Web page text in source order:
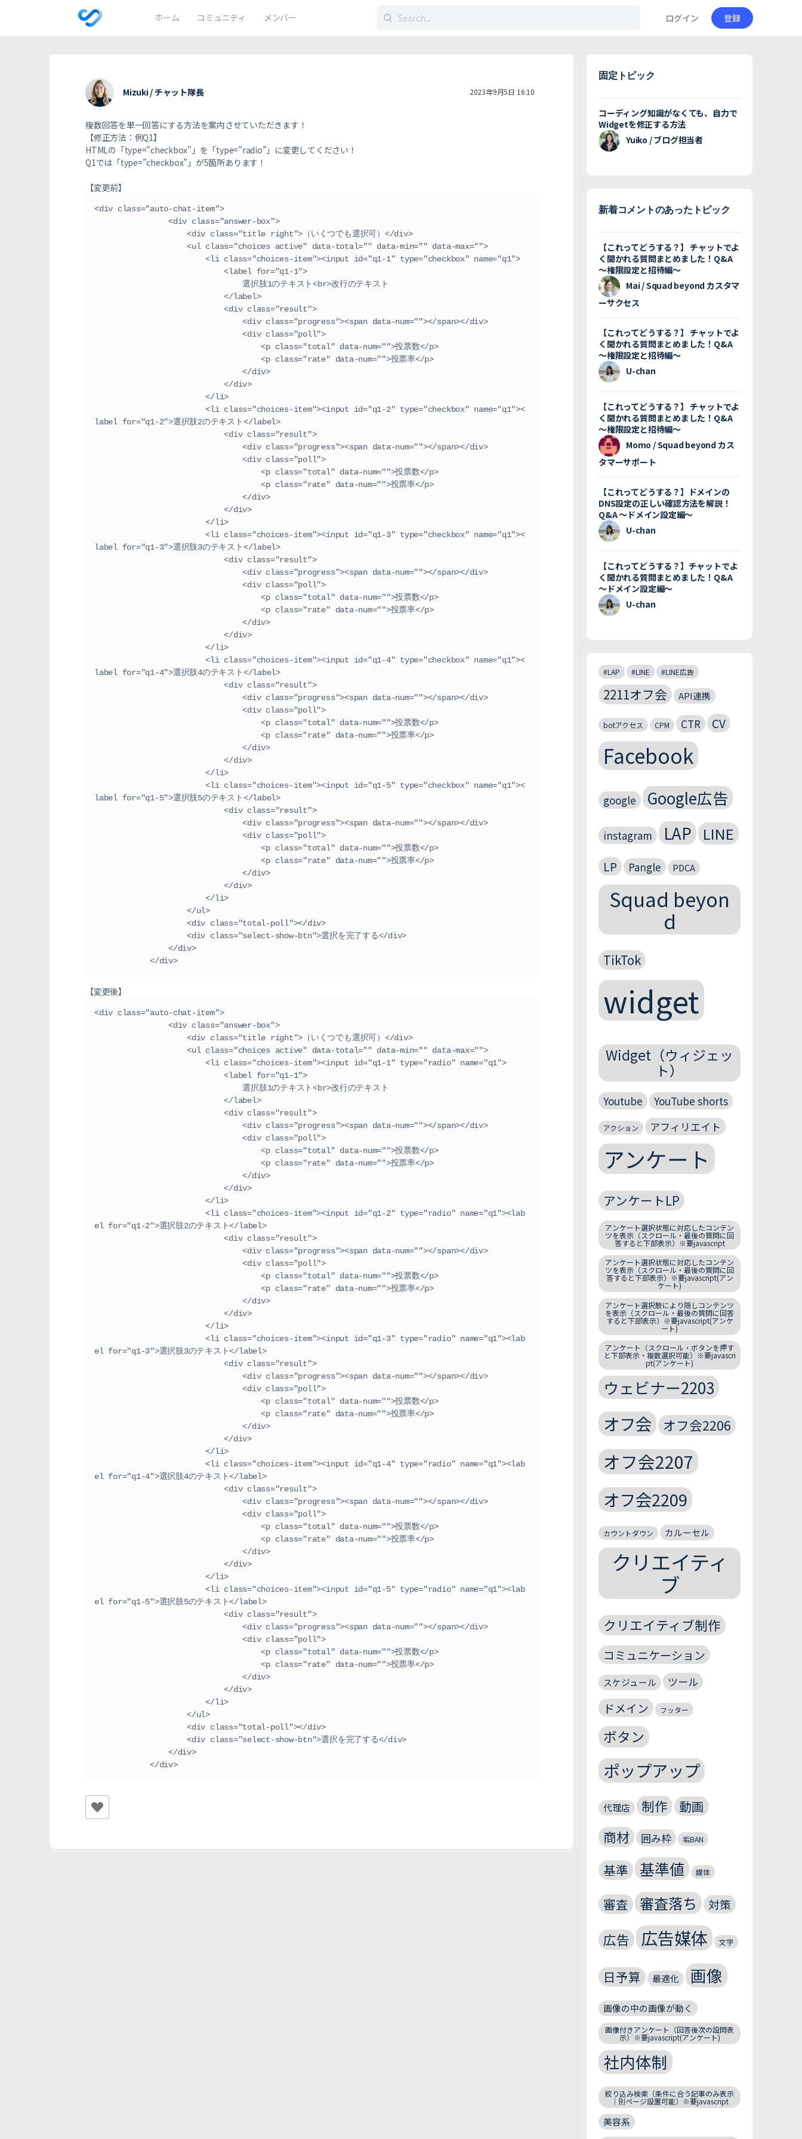
ホーム コミュニティ メンバー
検
ログイン 登録
Mizuki / チャット隊長 2023年9月5日 16:10
複数回答を単一回答にする方法を案内させていただきます！
【修正方法：例Q1】
HTMLの「type=”checkbox” 」を「type=”radio” 」に変更してください！
Q1では「type=”checkbox” 」が5箇所あります！
【変更前】
<div class="auto-chat-item">
                <div class="answer-box">
                    <div class="title right">（いくつでも選択可）</div>
                    <ul class="choices active" data-total="" data-min="" data-max="">
                        <li class="choices-item"><input id="q1-1" type="checkbox" name="q1">
                            <label for="q1-1">
                                選択肢1のテキスト<br>改行のテキスト
                            </label>
                            <div class="result">
                                <div class="progress"><span data-num=""></span></div>
                                <div class="poll">
                                    <p class="total" data-num="">投票数</p>
                                    <p class="rate" data-num="">投票率</p>
                                </div>
                            </div>
                        </li>
                        <li class="choices-item"><input id="q1-2" type="checkbox" name="q1"><
label for="q1-2">選択肢2のテキスト</label>
                            <div class="result">
                                <div class="progress"><span data-num=""></span></div>
                                <div class="poll">
                                    <p class="total" data-num="">投票数</p>
                                    <p class="rate" data-num="">投票率</p>
                                </div>
                            </div>
                        </li>
                        <li class="choices-item"><input id="q1-3" type="checkbox" name="q1"><
label for="q1-3">選択肢3のテキスト</label>
                            <div class="result">
                                <div class="progress"><span data-num=""></span></div>
                                <div class="poll">
                                    <p class="total" data-num="">投票数</p>
                                    <p class="rate" data-num="">投票率</p>
                                </div>
                            </div>
                        </li>
                        <li class="choices-item"><input id="q1-4" type="checkbox" name="q1"><
label for="q1-4">選択肢4のテキスト</label>
                            <div class="result">
                                <div class="progress"><span data-num=""></span></div>
                                <div class="poll">
                                    <p class="total" data-num="">投票数</p>
                                    <p class="rate" data-num="">投票率</p>
                                </div>
                            </div>
                        </li>
                        <li class="choices-item"><input id="q1-5" type="checkbox" name="q1"><
label for="q1-5">選択肢5のテキスト</label>
                            <div class="result">
                                <div class="progress"><span data-num=""></span></div>
                                <div class="poll">
                                    <p class="total" data-num="">投票数</p>
                                    <p class="rate" data-num="">投票率</p>
                                </div>
                            </div>
                        </li>
                    </ul>
                    <div class="total-poll"></div>
                    <div class="select-show-btn">選択を完了する</div>
                </div>
            </div>
【変更後】
<div class="auto-chat-item">
                <div class="answer-box">
                    <div class="title right">（いくつでも選択可）</div>
                    <ul class="choices active" data-total="" data-min="" data-max="">
                        <li class="choices-item"><input id="q1-1" type="radio" name="q1">
                            <label for="q1-1">
                                選択肢1のテキスト<br>改行のテキスト
                            </label>
                            <div class="result">
                                <div class="progress"><span data-num=""></span></div>
                                <div class="poll">
                                    <p class="total" data-num="">投票数</p>
                                    <p class="rate" data-num="">投票率</p>
                                </div>
                            </div>
                        </li>
                        <li class="choices-item"><input id="q1-2" type="radio" name="q1"><lab
el for="q1-2">選択肢2のテキスト</label>
                            <div class="result">
                                <div class="progress"><span data-num=""></span></div>
                                <div class="poll">
                                    <p class="total" data-num="">投票数</p>
                                    <p class="rate" data-num="">投票率</p>
                                </div>
                            </div>
                        </li>
                        <li class="choices-item"><input id="q1-3" type="radio" name="q1"><lab
el for="q1-3">選択肢3のテキスト</label>
                            <div class="result">
                                <div class="progress"><span data-num=""></span></div>
                                <div class="poll">
                                    <p class="total" data-num="">投票数</p>
                                    <p class="rate" data-num="">投票率</p>
                                </div>
                            </div>
                        </li>
                        <li class="choices-item"><input id="q1-4" type="radio" name="q1"><lab
el for="q1-4">選択肢4のテキスト</label>
                            <div class="result">
                                <div class="progress"><span data-num=""></span></div>
                                <div class="poll">
                                    <p class="total" data-num="">投票数</p>
                                    <p class="rate" data-num="">投票率</p>
                                </div>
                            </div>
                        </li>
                        <li class="choices-item"><input id="q1-5" type="radio" name="q1"><lab
el for="q1-5">選択肢5のテキスト</label>
                            <div class="result">
                                <div class="progress"><span data-num=""></span></div>
                                <div class="poll">
                                    <p class="total" data-num="">投票数</p>
                                    <p class="rate" data-num="">投票率</p>
                                </div>
                            </div>
                        </li>
                    </ul>
                    <div class="total-poll"></div>
                    <div class="select-show-btn">選択を完了する</div>
                </div>
            </div>
固定トピック
コーディング知識がなくても、自力で
Widgetを修正する方法
Yuiko / ブログ担当者
新着コメントのあったトピック
【これってどうする？】 チャットでよ
く聞かれる質問まとめました！Q&A
〜権限設定と招待編〜
Mai / Squad beyond カスタマ
ーサクセス
【これってどうする？】 チャットでよ
く聞かれる質問まとめました！Q&A
〜権限設定と招待編〜
U-chan
【これってどうする？】 チャットでよ
く聞かれる質問まとめました！Q&A
〜権限設定と招待編〜
Momo / Squad beyond カス
タマーサポート
【これってどうする？】ドメインの
DNS設定の正しい確認方法を解説！
Q&A 〜ドメイン設定編〜
U-chan
【これってどうする？】チャットでよ
く聞かれる質問まとめました！Q&A
〜ドメイン設定編〜
U-chan
#LAP #LINE #LINE広告
2211オフ会 API連携
botアクセス CPM CTR CV
Facebook
google Google広告
instagram LAP LINE
LP Pangle PDCA
Squad beyon
d
TikTok
widget
Widget（ウィジェッ
ト）
Youtube YouTube shorts
アクション アフィリエイト
アンケート
アンケートLP
アンケート選択状態に対応したコンテン
ツを表示（スクロール・最後の質問に回
答すると下部表示）※要javascript
アンケート選択状態に対応したコンテン
ツを表示（スクロール・最後の質問に回
答すると下部表示）※要javascript(アン
ケート)
アンケート選択肢により隠しコンテンツ
を表示（スクロール・最後の質問に回答
すると下部表示）※要javascript(アンケ
ート)
アンケート（スクロール・ボタンを押す
と下部表示・複数選択可能）※要javascri
pt(アンケート)
ウェビナー2203
オフ会 オフ会2206
オフ会2207
オフ会2209
カウントダウン カルーセル
クリエイティ
ブ
クリエイティブ制作
コミュニケーション
スケジュール ツール
ドメイン フッター
ボタン
ポップアップ
代理店 制作 動画
商材 囲み枠 垢BAN
基準 基準値 媒体
審査 審査落ち 対策
広告 広告媒体 文字
日予算 最適化 画像
画像の中の画像が動く
画像付きアンケート（回答後次の設問表
示）※要javascript(アンケート)
社内体制
絞り込み検索（条件に合う記事のみ表示
｜別ページ設置可能）※要javascript
美容系